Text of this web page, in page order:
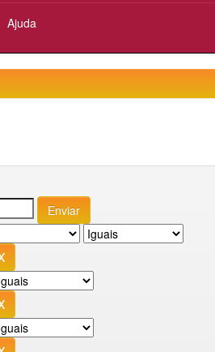
Ajuda